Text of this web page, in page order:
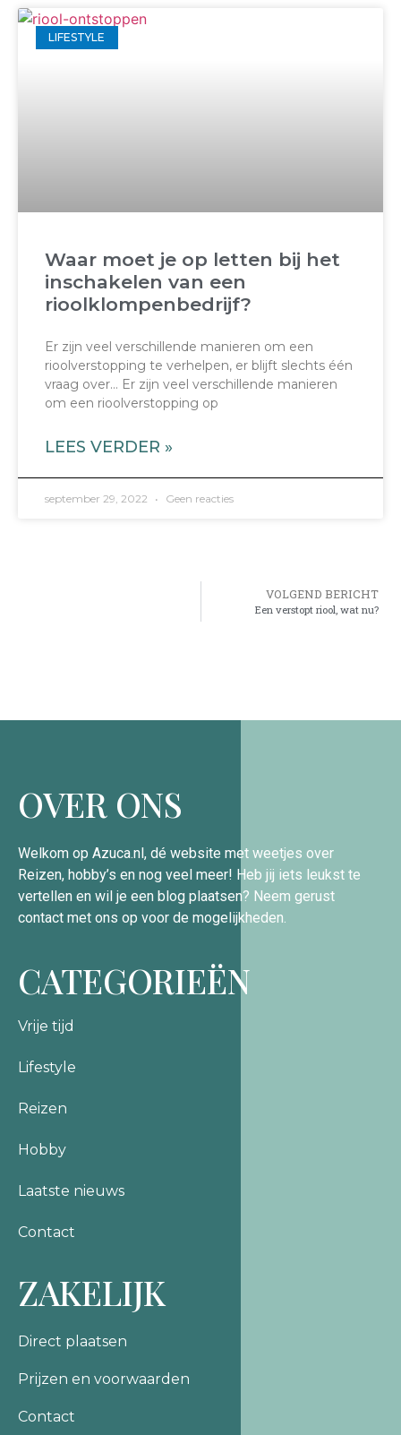
LIFESTYLE
Waar moet je op letten bij het
inschakelen van een
rioolklompenbedrijf?
Er zijn veel verschillende manieren om een
rioolverstopping te verhelpen, er blijft slechts één
vraag over… Er zijn veel verschillende manieren
om een rioolverstopping op
LEES VERDER »
september 29, 2022 Geen reacties
VOLGEND BERICHT
Een verstopt riool, wat nu?
OVER ONS
Welkom op Azuca.nl, dé website met weetjes over
Reizen, hobby’s en nog veel meer! Heb jij iets leukst te
vertellen en wil je een blog plaatsen? Neem gerust
contact met ons op voor de mogelijkheden.
CATEGORIEËN
Vrije tijd
Lifestyle
Reizen
Hobby
Laatste nieuws
Contact
ZAKELIJK
Direct plaatsen
Prijzen en voorwaarden
Contact